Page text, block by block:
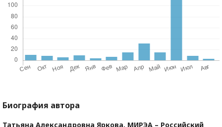
Биография автора
Татьяна Александровна Яркова, МИРЭА – Российский